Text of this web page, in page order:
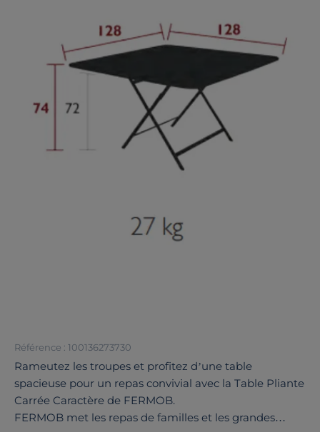
Référence : 100136273730
Rameutez les troupes et profitez d’une table
spacieuse pour un repas convivial avec la Table Pliante
Carrée Caractère de FERMOB.
FERMOB met les repas de familles et les grandes